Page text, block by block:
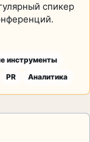
спикер
инструменты
PR Аналитика